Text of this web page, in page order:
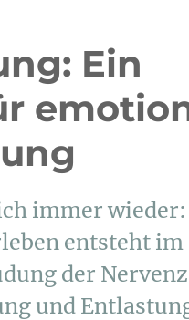
Ein
immer
entsteht im
der
und